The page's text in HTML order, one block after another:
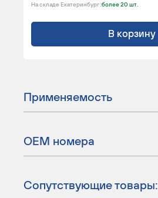
На складе Екатеринбург :более 20 шт.
В корзину
Применяемость
ОЕМ номера
Сопутствующие товары: